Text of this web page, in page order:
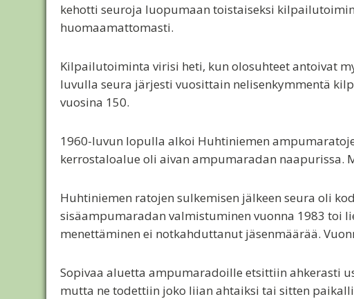
kehotti seuroja luopumaan toistaiseksi
huomaamattomasti.
Kilpailutoiminta virisi heti, kun olosuhteet antoivat
luvulla seura järjesti vuosittain nelisenkymmentä
vuosina 150.
1960-luvun lopulla alkoi Huhtiniemen
kerrostaloalue oli aivan ampumaradan naapurissa.
Huhtiniemen ratojen sulkemisen jälkeen seura oli
sisäampumaradan valmistuminen vuonna 1983 toi
menettäminen ei notkahduttanut jäsenmäärää.
Sopivaa aluetta ampumaradoille etsittiin ahkerasti
mutta ne todettiin joko liian ahtaiksi tai sitten